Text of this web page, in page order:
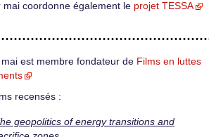
mai coordonne également le projet TESSA
mai est membre fondateur de Films en luttes
recensés :
geopolitics of energy transitions and